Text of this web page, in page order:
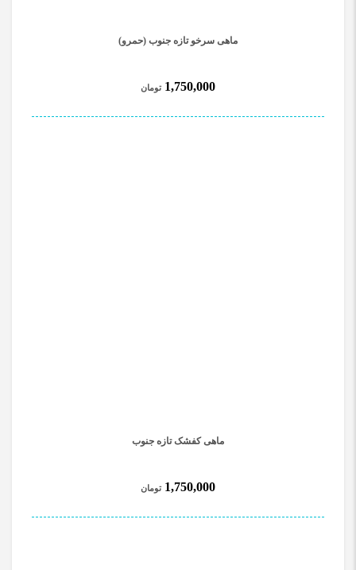
ماهی سرخو تازه جنوب (حمرو)
1,750,000 تومان
ماهی کفشک تازه جنوب
1,750,000 تومان